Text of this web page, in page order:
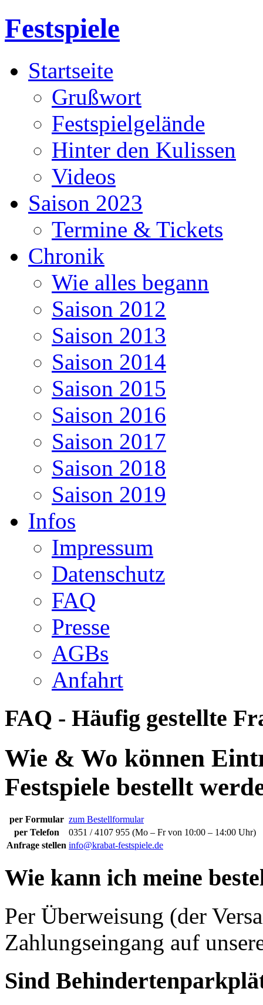
Festspiele
Startseite
Grußwort
Festspielgelände
Hinter den Kulissen
Videos
Saison 2023
Termine & Tickets
Chronik
Wie alles begann
Saison 2012
Saison 2013
Saison 2014
Saison 2015
Saison 2016
Saison 2017
Saison 2018
Saison 2019
Infos
Impressum
Datenschutz
FAQ
Presse
AGBs
Anfahrt
FAQ - Häufig gestellte
Wie & Wo können
Festspiele bestellt
per Formular zum Bestellformular
per Telefon
0351 / 4107 955 (Mo – Fr von 10:00 – 14:00 Uhr)
Anfrage stellen info@krabat-festspiele.de
Wie kann ich meine
Per Überweisung (der
Zahlungseingang auf
Sind